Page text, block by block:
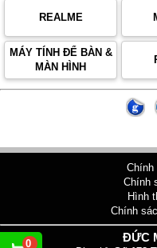
0
REALME
MÁY TÍNH ĐỂ BÀN &
MÀN HÌNH
Chính
Chính
Hình
Chính
ĐỨC